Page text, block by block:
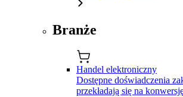
Branże
Handel elektroniczny
Dostępne doświadczenia
przekładają się na